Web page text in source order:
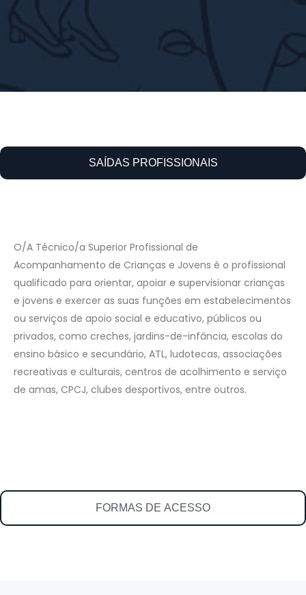
SAÍDAS PROFISSIONAIS
FORMAS DE ACESSO
O/A Técnico/a Superior Profissional de
Acompanhamento de Crianças e Jovens é o profissional
qualificado para orientar, apoiar e supervisionar crianças
e jovens e exercer as suas funções em estabelecimentos
ou serviços de apoio social e educativo, públicos ou
privados, como creches, jardins-de-infância, escolas do
ensino básico e secundário, ATL, ludotecas, associações
recreativas e culturais, centros de acolhimento e serviço
de amas, CPCJ, clubes desportivos, entre outros.